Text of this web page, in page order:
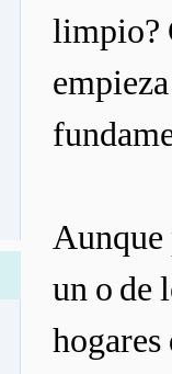
limpio?
Aunque
un o de
hogares